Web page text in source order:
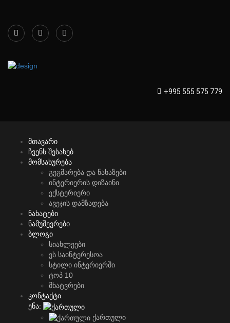
+995 555 575 779
მთავარი
ჩვენს შესახებ
მომსახურება
გეგმარება და ნახაზები
ინტერიერის დიზაინი
ექსტერიერი
ავეჯის დამზადება
ნახატები
ნამუშევრები
ბლოგი
სიახლეები
ეს საინტერესოა
სტილი ინტერიერში
ტოპ 10
მხატვრები
კონტაქტი
ენა:
ქართული